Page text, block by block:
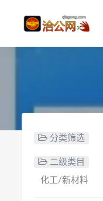
分类筛选
二级类目
化工/新材料